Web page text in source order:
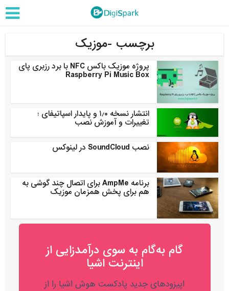
برچسب -موزیک
پروژه موزیک باکس NFC با برد رزبری پای
Raspberry Pi Music Box
انتشار نسخه ۱٫۰ و پایدار اسپاتیفای ؛
تغییرات و آموزش نصب
نصب SoundCloud در لینوکس
برنامه AmpMe برای اتصال چند گوشی به
هم برای پخش همزمان موزیک
گام به‌گام به‌ سوی درآمدزایی از
اینترنت اشیا
اپیزودهای جدید پادکست هوش اشیا را از